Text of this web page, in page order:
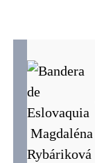
Magdaléna
Rybáriková